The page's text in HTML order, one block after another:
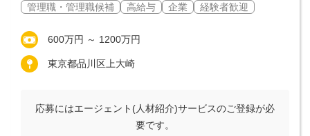
管理職・管理職候補
高給与 企業 経験者歓迎
600万円 ～ 1200万円
東京都品川区上大崎
応募にはエージェント(人材紹介)サービスのご登録が必
要です。